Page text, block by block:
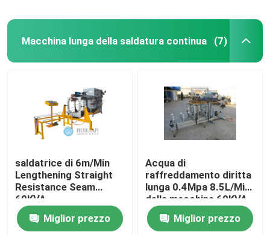
Macchina lunga della saldatura continua (7)
saldatrice di 6m/Min
Lengthening Straight
Resistance Seam
60KVA
Miglior prezzo
Acqua di
raffreddamento diritta
lunga 0.4Mpa 8.5L/Min
della macchina 60KVA
della saldatura
continua di RUILIAN
Miglior prezzo